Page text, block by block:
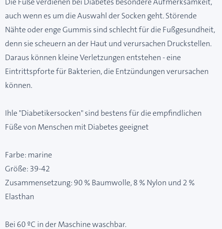
auch wenn es um die Auswahl der Socken geht. Störende
Nähte oder enge Gummis sind schlecht für die Fußgesundheit,
denn sie scheuern an der Haut und verursachen Druckstellen.
Daraus können kleine Verletzungen entstehen - eine
Eintrittspforte für Bakterien, die Entzündungen verursachen
können.
Ihle "Diabetikersocken" sind bestens für die empfindlichen
Füße von Menschen mit Diabetes geeignet
Farbe: marine
Größe: 39-42
Zusammensetzung: 90 % Baumwolle, 8 % Nylon und 2 %
Elasthan
Bei 60 ºC in der Maschine waschbar.